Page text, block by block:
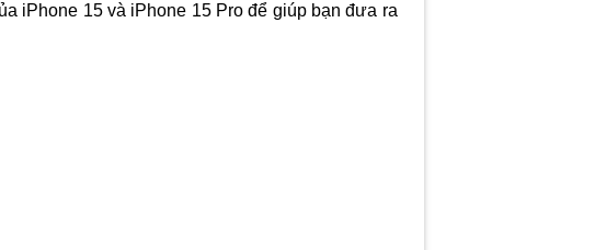
iPhone 15 và iPhone 15 Pro để giúp bạn đưa ra